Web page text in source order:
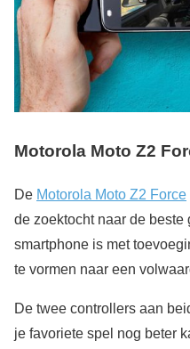
Motorola Moto Z2
De Motorola Moto Z2 Force
de zoektocht naar de
smartphone is met
te vormen naar een
De twee controllers aan
je favoriete spel nog beter